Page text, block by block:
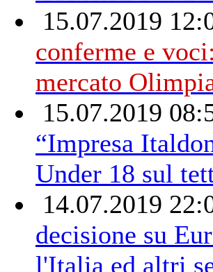
15.07.2019
conferme e
mercato
15.07.2019
“Impresa
Under 18 sul
14.07.2019
decisione su
l'Italia ed altri